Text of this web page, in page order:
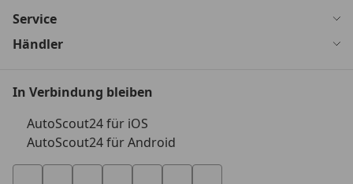
Service
Händler
In Verbindung bleiben
AutoScout24 für iOS
AutoScout24 für Android